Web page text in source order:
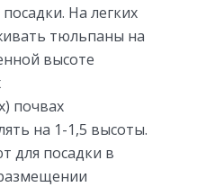
На легких
тюльпаны на
высоте
почвах
на 1-1,5 высоты.
для посадки в